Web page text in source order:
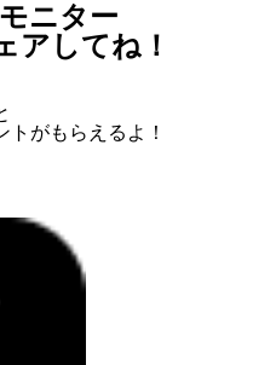
ニター
アしてね！
ト がもらえるよ！